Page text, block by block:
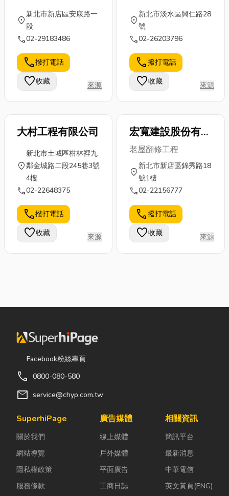
能力滿足您的需求。
location_on
新北市新店區安康路一
段
call02-29183486
call撥打電話
favorite收藏 來源
location_on
新北市淡水區興仁路28
號
call02-26203796
call撥打電話
favorite收藏 來源
大村工程有限公司
location_on
新北市土城區柑林裡九
鄰金城路二段245巷3號
4樓
call02-22648375
call撥打電話
favorite收藏 來源
宏寬建設股份有限
公司
老屋翻修工程
location_on
新北市新店區錦秀路18
號1樓
call02-22156777
call撥打電話
favorite收藏 來源
Facebook粉絲專頁
call 0800-080-580
mail service@chyp.com.tw
SuperhiPage
關於我們
網站導覽
隱私權政策
服務條款
廣告媒體
線上媒體
戶外媒體
平面廣告
工商日誌
相關資訊
簡訊平台
最新消息
中華電信
英文黃頁(ENG)